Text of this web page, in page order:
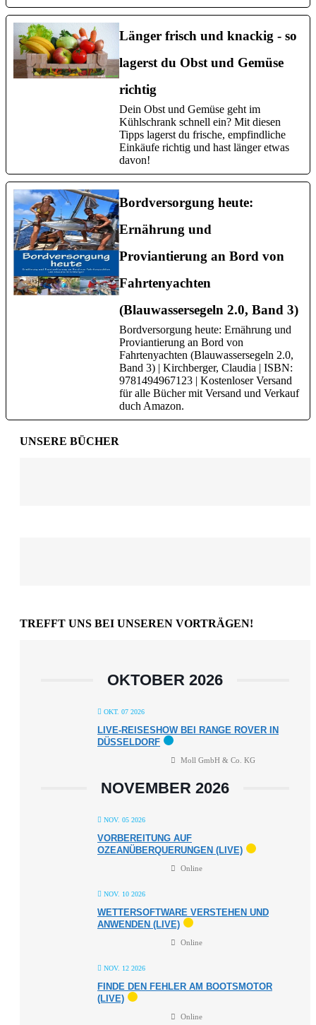
Länger frisch und knackig - so
lagerst du Obst und Gemüse
richtig
Dein Obst und Gemüse geht im
Kühlschrank schnell ein? Mit diesen
Tipps lagerst du frische, empfindliche
Einkäufe richtig und hast länger etwas
davon!
Bordversorgung heute:
Ernährung und
Proviantierung an Bord von
Fahrtenyachten
(Blauwassersegeln 2.0, Band 3)
Bordversorgung heute: Ernährung und
Proviantierung an Bord von
Fahrtenyachten (Blauwassersegeln 2.0,
Band 3) | Kirchberger, Claudia | ISBN:
9781494967123 | Kostenloser Versand
für alle Bücher mit Versand und Verkauf
duch Amazon.
UNSERE BÜCHER
TREFFT UNS BEI UNSEREN VORTRÄGEN!
OKTOBER 2026
OKT. 07 2026
LIVE-REISESHOW BEI RANGE ROVER IN
DÜSSELDORF
Moll GmbH & Co. KG
NOVEMBER 2026
NOV. 05 2026
VORBEREITUNG AUF
OZEANÜBERQUERUNGEN (LIVE)
Online
NOV. 10 2026
WETTERSOFTWARE VERSTEHEN UND
ANWENDEN (LIVE)
Online
NOV. 12 2026
FINDE DEN FEHLER AM BOOTSMOTOR
(LIVE)
Online